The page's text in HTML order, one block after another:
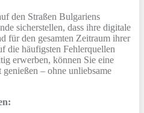
den Straßen Bulgariens
sicherstellen, dass ihre digitale
für den gesamten Zeitraum ihrer
die häufigsten Fehlerquellen
erwerben, können Sie eine
genießen – ohne unliebsame